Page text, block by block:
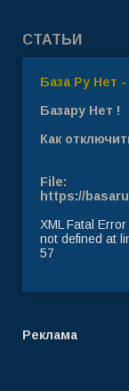
СТАТЬИ
База Ру Нет
Базару Нет !
Как
File:
https://
XML Fatal
not defined at
57
Реклама